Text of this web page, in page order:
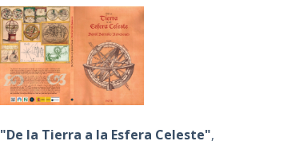
"De la Tierra a la Esfera Celeste",